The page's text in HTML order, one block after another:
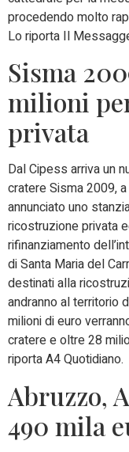
procedendo molto
Lo riporta Il
Sisma
milioni
privata
Dal Cipess arriva un
cratere Sisma 2009,
annunciato uno
ricostruzione privata
rifinanziamento
di Santa Maria del
destinati alla
andranno al territorio
milioni di euro
cratere e oltre 28
riporta A4 Quotidiano.
Abruzzo,
490 mila